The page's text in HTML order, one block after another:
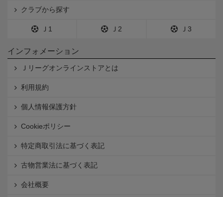
クラブから探す
Ｊ1 Ｊ2 Ｊ3
インフォメーション
Ｊリーグオンラインストアとは
利用規約
個人情報保護方針
Cookieポリシー
特定商取引法に基づく表記
古物営業法に基づく表記
会社概要